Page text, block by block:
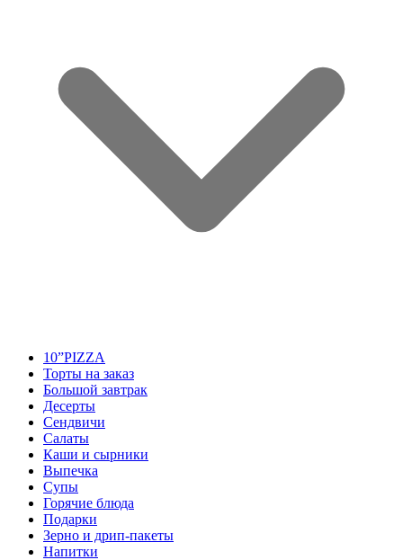
10”PIZZA
Торты на заказ
Большой завтрак
Десерты
Сендвичи
Салаты
Каши и сырники
Выпечка
Супы
Горячие блюда
Подарки
Зерно и дрип-пакеты
Напитки